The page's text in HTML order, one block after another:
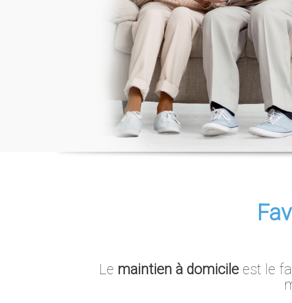
Le maintien à domicileest le